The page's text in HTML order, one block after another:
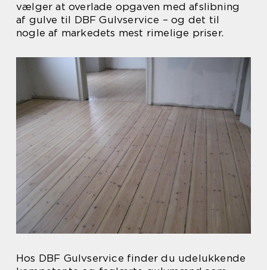
vælger at overlade opgaven med afslibning
af gulve til DBF Gulvservice – og det til
nogle af markedets mest rimelige priser.
Hos DBF Gulvservice finder du udelukkende